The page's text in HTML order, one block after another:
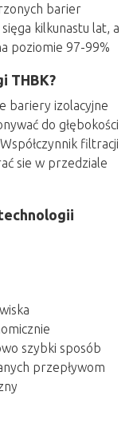
barier
kilkunastu lat, a
poziomie 97-99%
THBK?
bariery izolacyjne
do głębokości
filtracji
sie w przedziale
szybki sposób
przepływom